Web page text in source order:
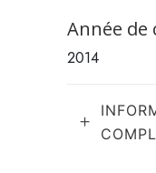
Année de
2014